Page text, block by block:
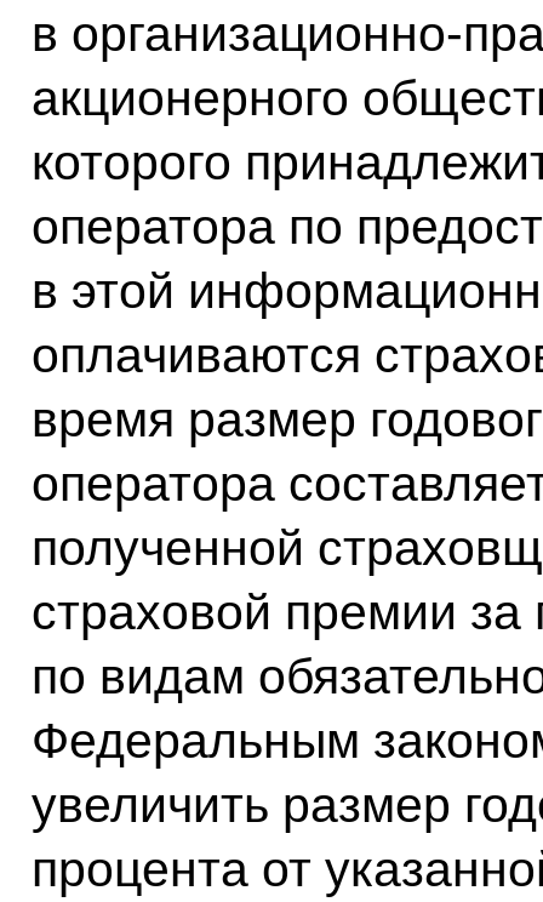
в организационно-
акционерного
которого
оператора по
в этой
оплачиваются
время размер
оператора
полученной
страховой премии
по видам
Федеральным
увеличить размер
процента от